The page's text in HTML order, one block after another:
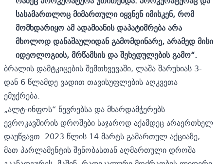
სასამართლოც მიმართული იყვნენ იმისკენ, რომ
მომხდარიყო ამ ადამიანის დაპატიმრება არა
მხოლოდ დანაშაულიდან გამომდინარე, არამედ მისი
იდეოლოგიის, მრწამსის და შეხედულების გამო“.
ბრალის დამტკიცების შემთხვევაში, ლაშა შარუხიას 3-
დან 6 წლამდე ვადით თავისუფლების აღკვეთა
ემუქრება.
„ალტ-ინფოს“ წევრებსა და მხარდამჭერებს
ევროკავშირის დროშები საჯაროდ აქამდეც არაერთხელ
დაუწვავთ. 2023 წლის 14 მარტს გამართულ აქციაზე,
მათ პარლამენტის შენობასთან აღმართული დროშა